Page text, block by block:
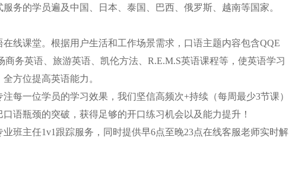
务的学员遍及中国、日本、泰国、巴西、俄罗斯、越南等国家。
线课堂。根据用户生活和工作场景需求，口语主题内容包含QQE
务英语、旅游英语、凯伦方法、R.E.M.S英语课程等，使英语学习
方位提高英语能力。
每一位学员的学习效果，我们坚信高频次+持续（每周最少3节课）
语瓶颈的突破，获得足够的开口练习机会以及能力提升！
业班主任1v1跟踪服务，同时提供早6点至晚23点在线客服老师实时解